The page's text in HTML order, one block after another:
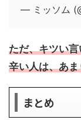
— ミッソム
ただ、キツい
辛い人は、あ
まとめ